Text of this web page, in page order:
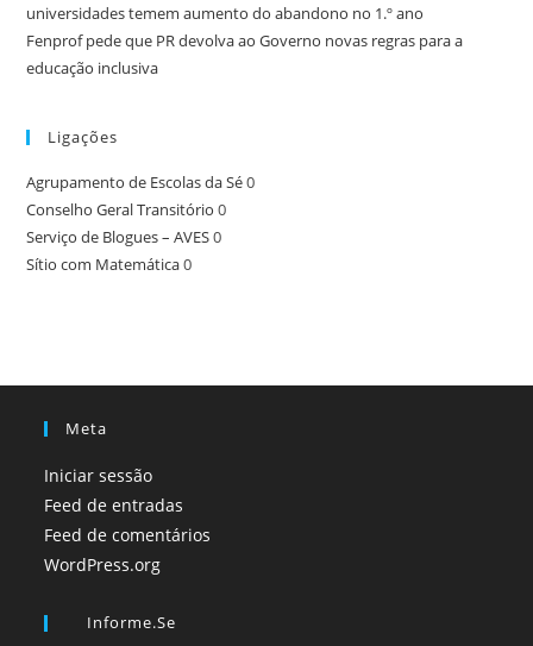
universidades temem aumento do abandono no 1.º ano
Fenprof pede que PR devolva ao Governo novas regras para a
educação inclusiva
Ligações
Agrupamento de Escolas da Sé0
Conselho Geral Transitório 0
Serviço de Blogues – AVES0
Sítio com Matemática0
Meta
Iniciar sessão
Feed de entradas
Feed de comentários
WordPress.org
Informe.se